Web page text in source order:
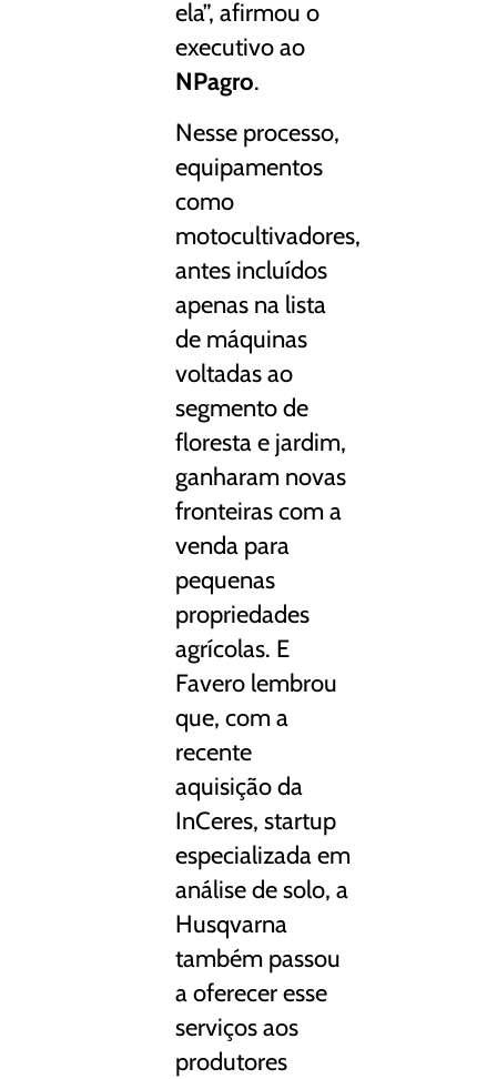
ela”, afirmou o
executivo ao
NPagro.
Nesse processo,
equipamentos
como
motocultivadores,
antes incluídos
apenas na lista
de máquinas
voltadas ao
segmento de
floresta e jardim,
ganharam novas
fronteiras com a
venda para
pequenas
propriedades
agrícolas. E
Favero lembrou
que, com a
recente
aquisição da
InCeres, startup
especializada em
análise de solo, a
Husqvarna
também passou
a oferecer esse
serviços aos
produtores